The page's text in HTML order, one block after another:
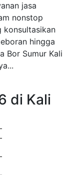
jasa
nonstop
konsultasikan
hingga
Bor Sumur Kali
di Kali